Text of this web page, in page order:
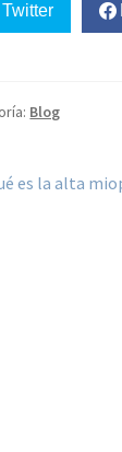
Twitter
Blog
es la alta